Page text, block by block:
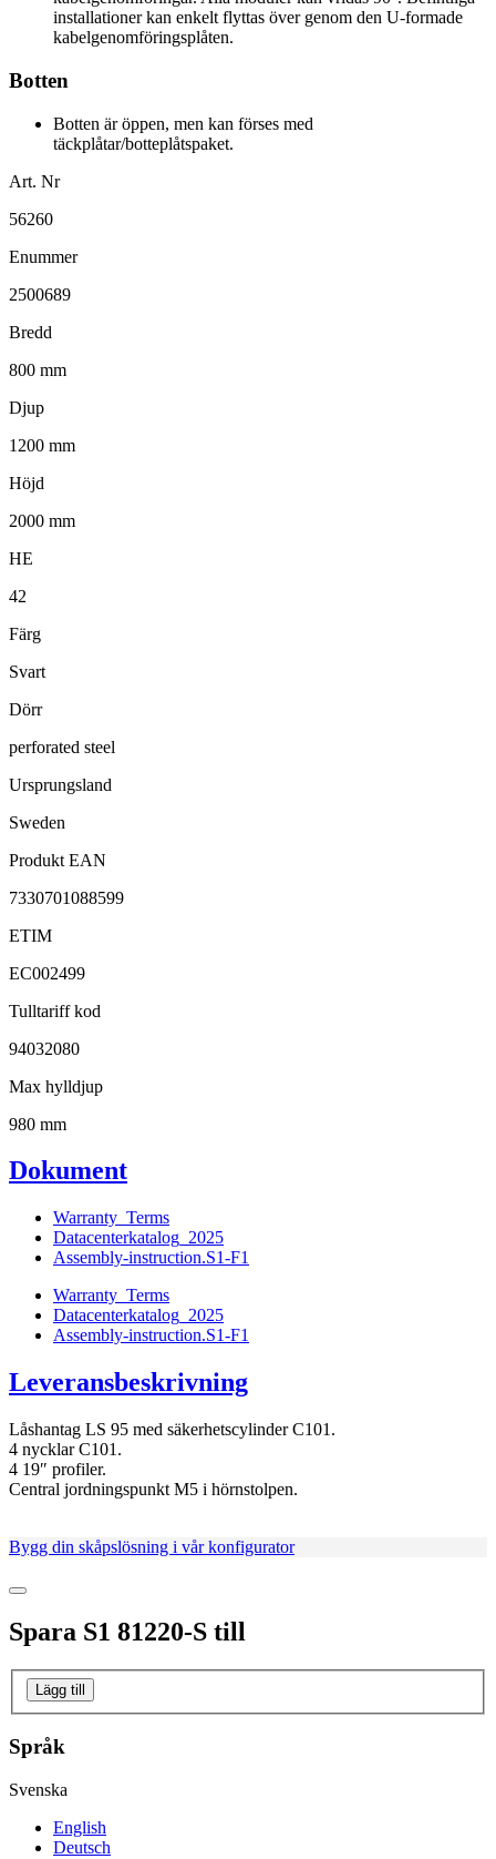
installationer kan enkelt flyttas över genom den U-formade
kabelgenomföringsplåten.
Botten
Botten är öppen, men kan förses med
täckplåtar/botteplåtspaket.
Art. Nr
56260
Enummer
2500689
Bredd
800 mm
Djup
1200 mm
Höjd
2000 mm
HE
42
Färg
Svart
Dörr
perforated steel
Ursprungsland
Sweden
Produkt EAN
7330701088599
ETIM
EC002499
Tulltariff kod
94032080
Max hylldjup
980 mm
Dokument
Warranty_Terms
Datacenterkatalog_2025
Assembly-instruction.S1-F1
Warranty_Terms
Datacenterkatalog_2025
Assembly-instruction.S1-F1
Leveransbeskrivning
Låshantag LS 95 med säkerhetscylinder C101.
4 nycklar C101.
4 19″ profiler.
Central jordningspunkt M5 i hörnstolpen.
Bygg din skåpslösning i vår konfigurator
Spara S1 81220-S till
Lägg till
Språk
Svenska
English
Deutsch